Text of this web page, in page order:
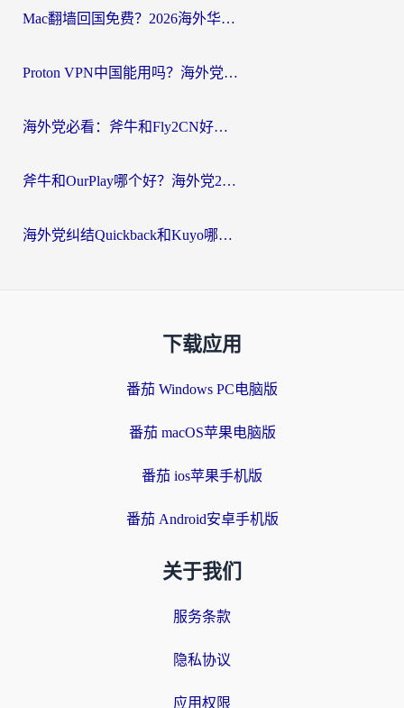
Mac翻墙回国免费？2026海外华人亲测：从CCTV5直播到国内APP，这样选加速器才靠谱
Proton VPN中国能用吗？海外党选回国加速器的避坑指南（附番茄加速器实测）
海外党必看：斧牛和Fly2CN好用吗？3招教你选对回国加速器（附免费试用攻略）
斧牛和OurPlay哪个好？海外党2026亲测：选对加速器，国内资源秒加载
海外党纠结Quickback和Kuyo哪个好？选对回国加速器才能无缝刷国内资源
下载应用
番茄 Windows PC电脑版
番茄 macOS苹果电脑版
番茄 ios苹果手机版
番茄 Android安卓手机版
关于我们
服务条款
隐私协议
应用权限